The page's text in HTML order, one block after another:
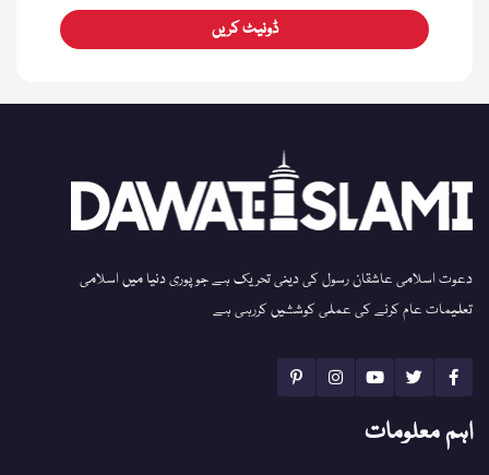
ڈونیٹ کریں
دعوت اسلامی عاشقان رسول کی دینی تحریک ہے جو پوری دنیا میں اسلامی
تعلیمات عام کرنے کی عملی کوششیں کررہی ہے
اہم معلومات